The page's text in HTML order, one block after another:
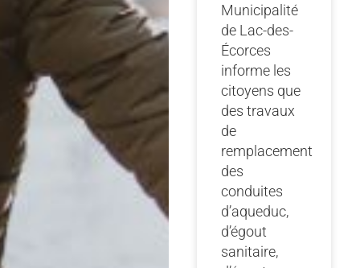
Municipalité
de Lac-des-
Écorces
informe les
citoyens que
des travaux
de
remplacement
des
conduites
d’aqueduc,
d’égout
sanitaire,